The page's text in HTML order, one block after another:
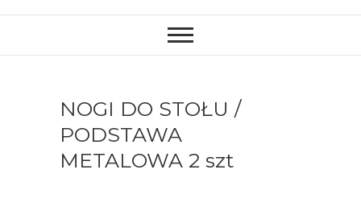
DECOCZAR
MEBLE, ŻYWICA, WOOD
NOGI DO STOŁU /
PODSTAWA
METALOWA 2 szt